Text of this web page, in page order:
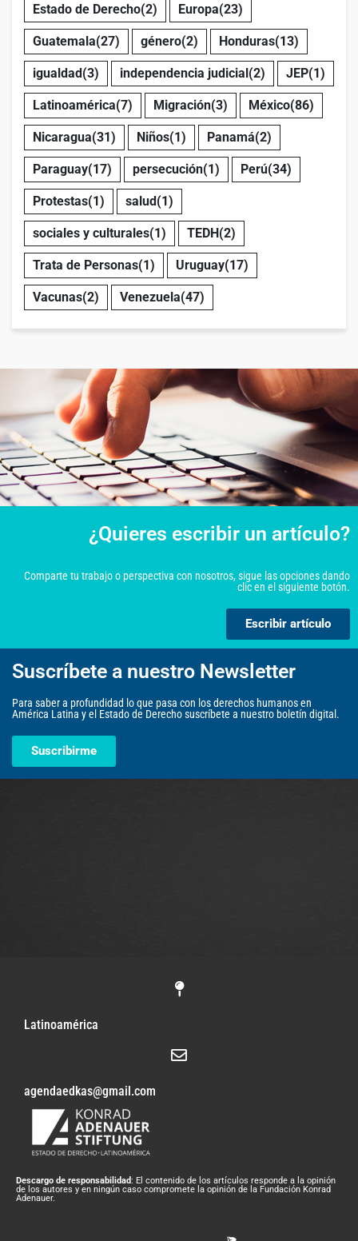
Estado de Derecho(2) Europa(23)
Guatemala(27) género(2) Honduras(13)
igualdad(3) independencia judicial(2) JEP(1)
Latinoamérica(7) Migración(3) México(86)
Nicaragua(31) Niños(1) Panamá(2)
Paraguay(17) persecución(1) Perú(34)
Protestas(1) salud(1)
sociales y culturales(1) TEDH(2)
Trata de Personas(1) Uruguay(17)
Vacunas(2) Venezuela(47)
¿Quieres escribir un artículo?
Comparte tu trabajo o perspectiva con nosotros, sigue las opciones dando
clic en el siguiente botón.
Escribir artículo
Suscríbete a nuestro Newsletter
Para saber a profundidad lo que pasa con los derechos humanos en
América Latina y el Estado de Derecho suscríbete a nuestro boletín digital.
Suscribirme
Latinoamérica
agendaedkas@gmail.com
Descargo de responsabilidad: El contenido de los artículos responde a la opinión
de los autores y en ningún caso compromete la opinión de la Fundación Konrad
Adenauer.